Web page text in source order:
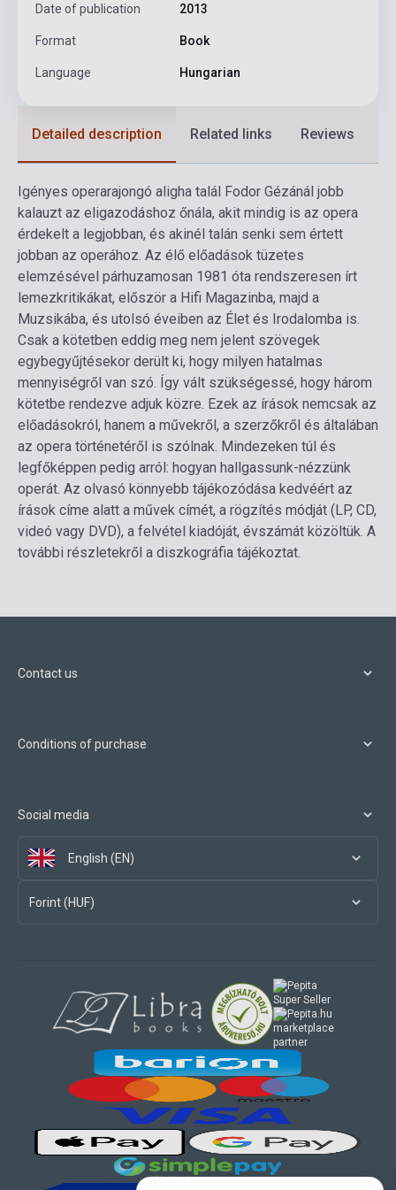
Date of publication 2013
Format Book
Language Hungarian
Detailed description Related links Reviews
Igényes operarajongó aligha talál Fodor Gézánál jobb
kalauzt az eligazodáshoz őnála, akit mindig is az opera
érdekelt a legjobban, és akinél talán senki sem értett
jobban az operához. Az élő előadások tüzetes
elemzésével párhuzamosan 1981 óta rendszeresen írt
lemezkritikákat, először a Hifi Magazinba, majd a
Muzsikába, és utolsó éveiben az Élet és Irodalomba is.
Csak a kötetben eddig meg nem jelent szövegek
egybegyűjtésekor derült ki, hogy milyen hatalmas
mennyiségről van szó. Így vált szükségessé, hogy három
kötetbe rendezve adjuk közre. Ezek az írások nemcsak az
előadásokról, hanem a művekről, a szerzőkről és általában
az opera történetéről is szólnak. Mindezeken túl és
legfőképpen pedig arról: hogyan hallgassunk-nézzünk
operát. Az olvasó könnyebb tájékozódása kedvéért az
írások címe alatt a művek címét, a rögzítés módját (LP, CD,
videó vagy DVD), a felvétel kiadóját, évszámát közöltük. A
további részletekről a diszkográfia tájékoztat.
Contact us
Conditions of purchase
Social media
English (EN)
Forint (HUF)
marketplace
partner